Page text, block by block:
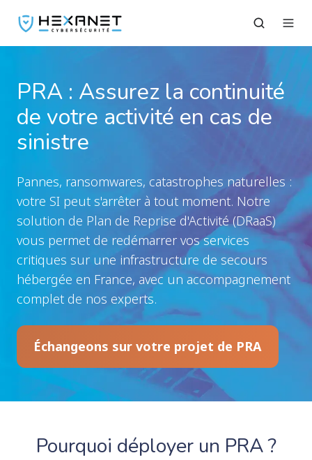
PRA : Assurez la continuité
de votre activité en cas de
sinistre
Pannes, ransomwares, catastrophes naturelles :
votre SI peut s'arrêter à tout moment. Notre
solution de Plan de Reprise d'Activité (DRaaS)
vous permet de redémarrer vos services
critiques sur une infrastructure de secours
hébergée en France, avec un accompagnement
complet de nos experts.
Échangeons sur votre projet de PRA
Pourquoi déployer un PRA ?